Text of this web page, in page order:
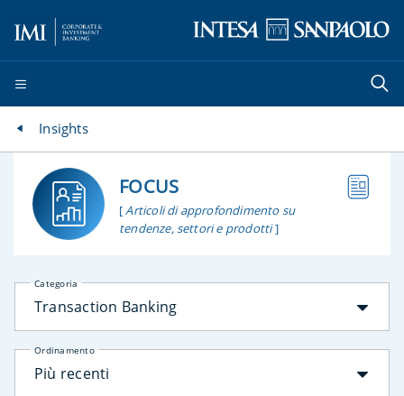
Insights
FOCUS
[Articoli di approfondimento su
tendenze, settori e prodotti]
Categoria
Transaction Banking
Ordinamento
Più recenti